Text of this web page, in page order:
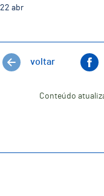
22 abr
voltar
Conteúdo